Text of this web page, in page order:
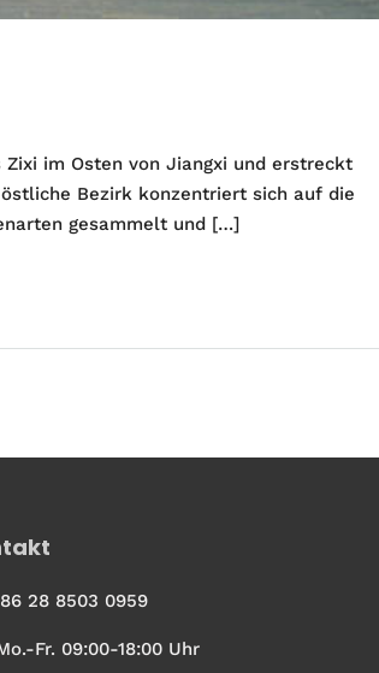
im Osten von Jiangxi und erstreckt
Bezirk konzentriert sich auf die
gesammelt und […]
28 8503 0959
Fr. 09:00-18:00 Uhr